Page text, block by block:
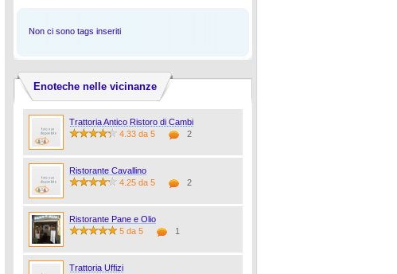
Non ci sono tags inseriti
Enoteche nelle vicinanze
Trattoria Antico Ristoro di Cambi
4.33 da 5
2
Ristorante Cavallino
4.25 da 5
2
Ristorante Pane e Olio
5 da 5
1
Trattoria Uffizi